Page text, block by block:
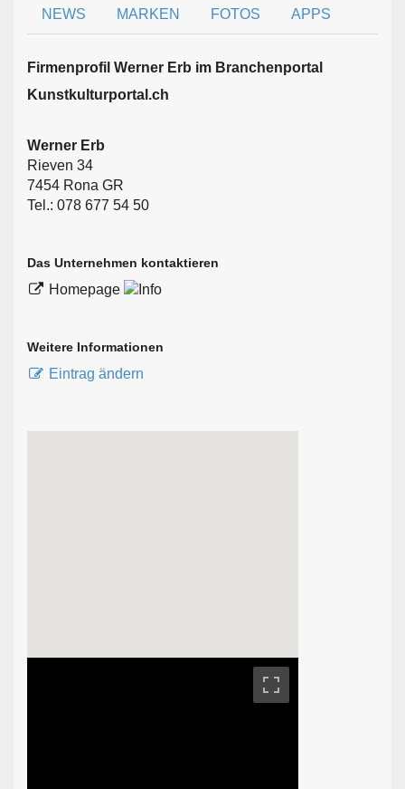
NEWS MARKEN FOTOS APPS
Firmen­profil Werner Erb im Branchen­portal
Kunstkulturportal.ch
Werner Erb
Rieven 34
7454 Rona GR
Tel.: 078 677 54 50
Das Unternehmen kontaktieren
Homepage
Weitere Informationen
Eintrag ändern